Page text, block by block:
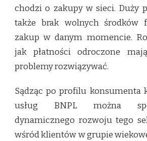
chodzi o zakupy w sieci. Duży
także brak wolnych środków
zakup w danym momencie.
jak płatności odroczone
problemy rozwiązywać.
Sądząc po profilu konsumenta
usług BNPL można
dynamicznego rozwoju tego
wśród klientów w grupie